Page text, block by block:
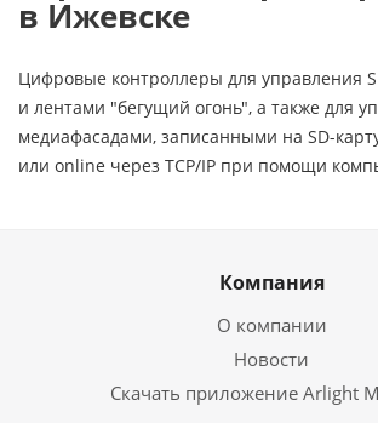
в Ижевске
Цифровые контроллеры для управления
и лентами "бегущий огонь", а также для
медиафасадами, записанными на SD-
или online через TCP/IP при помощи
Компания
О компании
Новости
Скачать приложение Arlight